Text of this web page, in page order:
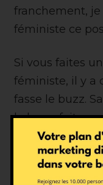
franchement, je
féministe ce
Si vous faites
féministe, il y a
fasse le buzz.
le buzz, faites
peut-être vous
fonctionne.
réunissait tous